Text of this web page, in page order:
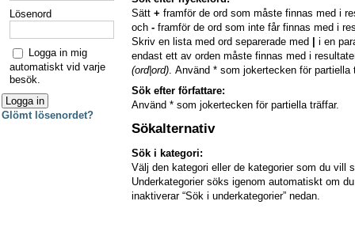
Sätt + framför de ord som måste finnas med i
och - framför de ord som inte får finnas med i
Skriv en lista med ord separerade med
i en
endast ett av orden måste finnas med i
(ord|ord) . Använd * som jokertecken för partiella
Sök efter författare:
Använd * som jokertecken för partiella träffar.
Sökalternativ
Sök i kategori:
Välj den kategori eller de kategorier som du vill
Underkategorier söks igenom automatiskt om
inaktiverar “Sök i underkategorier” nedan.
Lösenord
Logga in mig
automatiskt vid varje
besök.
Glömt lösenordet?